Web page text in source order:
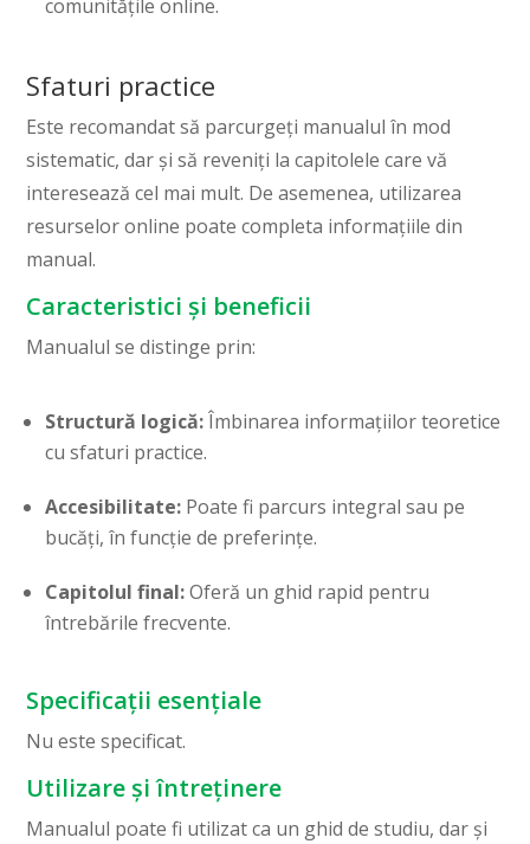
comunitățile online.
Sfaturi practice
Este recomandat să parcurgeți manualul în mod
sistematic, dar și să reveniți la capitolele care vă
interesează cel mai mult. De asemenea, utilizarea
resurselor online poate completa informațiile din
manual.
Caracteristici și beneficii
Manualul se distinge prin:
Structură logică:Îmbinarea informațiilor teoretice
cu sfaturi practice.
Accesibilitate: Poate fi parcurs integral sau pe
bucăți, în funcție de preferințe.
Capitolul final:Oferă un ghid rapid pentru
întrebările frecvente.
Specificații esențiale
Nu este specificat.
Utilizare și întreținere
Manualul poate fi utilizat ca un ghid de studiu, dar și